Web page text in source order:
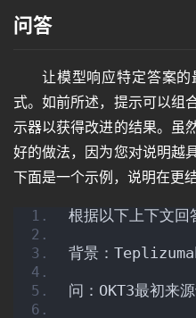
问答
让模型响应特定答案
式。如前所述，提示可以组
示器以获得改进的结果。虽
好的做法，因为您对说明越
下面是一个示例，说明在更
根据以下上下文
背景：
问：OKT3最初来